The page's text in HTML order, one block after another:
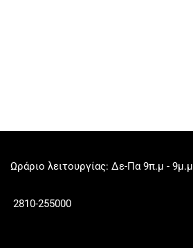
Ωράριο λειτουργίας: Δε-Πα 9π.μ - 9μ.μ
2810-255000